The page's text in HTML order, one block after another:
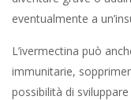
eventualmente a
L’ivermectina può
immunitarie,
possibilità di